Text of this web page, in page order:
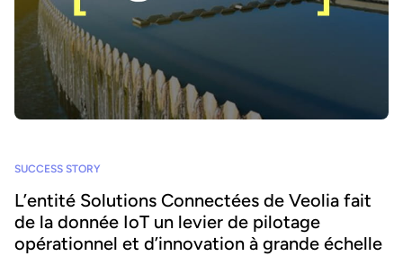
SUCCESS STORY
L’entité Solutions Connectées de Veolia fait
de la donnée IoT un levier de pilotage
opérationnel et d’innovation à grande échelle